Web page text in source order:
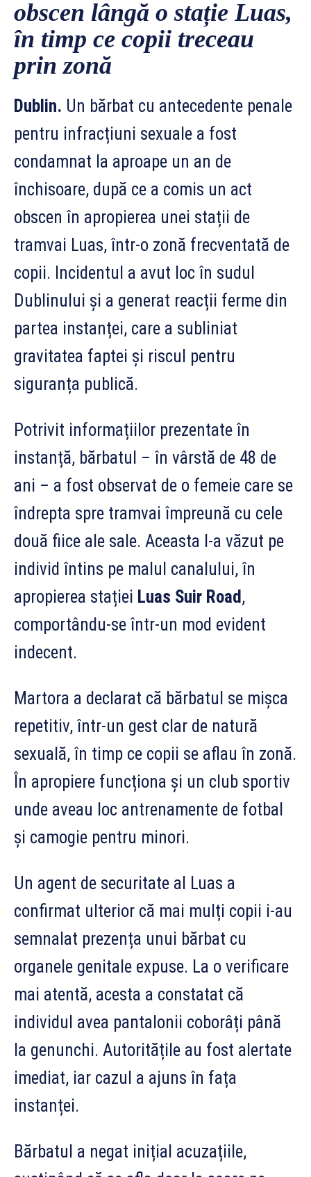
obscen lângă o stație Luas,
în timp ce copii treceau
prin zonă
Dublin. Un bărbat cu antecedente penale
pentru infracțiuni sexuale a fost
condamnat la aproape un an de
închisoare, după ce a comis un act
obscen în apropierea unei stații de
tramvai Luas, într-o zonă frecventată de
copii. Incidentul a avut loc în sudul
Dublinului și a generat reacții ferme din
partea instanței, care a subliniat
gravitatea faptei și riscul pentru
siguranța publică.
Potrivit informațiilor prezentate în
instanță, bărbatul – în vârstă de 48 de
ani – a fost observat de o femeie care se
îndrepta spre tramvai împreună cu cele
două fiice ale sale. Aceasta l-a văzut pe
individ întins pe malul canalului, în
apropierea stației Luas Suir Road,
comportându-se într-un mod evident
indecent.
Martora a declarat că bărbatul se mișca
repetitiv, într-un gest clar de natură
sexuală, în timp ce copii se aflau în zonă.
În apropiere funcționa și un club sportiv
unde aveau loc antrenamente de fotbal
și camogie pentru minori.
Un agent de securitate al Luas a
confirmat ulterior că mai mulți copii i-au
semnalat prezența unui bărbat cu
organele genitale expuse. La o verificare
mai atentă, acesta a constatat că
individul avea pantalonii coborâți până
la genunchi. Autoritățile au fost alertate
imediat, iar cazul a ajuns în fața
instanței.
Bărbatul a negat inițial acuzațiile,